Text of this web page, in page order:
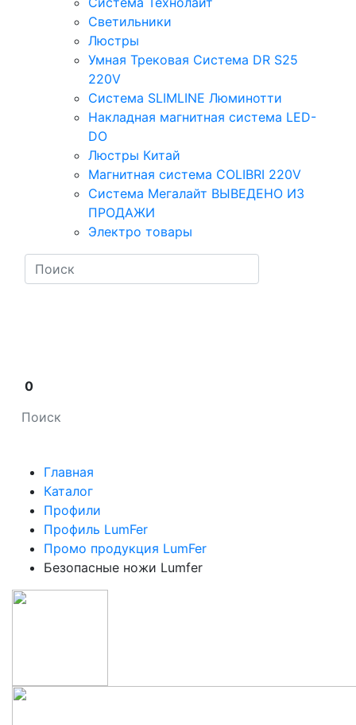
Светильники
Люстры
Умная Трековая Система DR S25
220V
Система SLIMLINE Люминотти
Накладная магнитная система LED-
DO
Люстры Китай
Магнитная система COLIBRI 220V
Система Мегалайт ВЫВЕДЕНО ИЗ
ПРОДАЖИ
Электро товары
0
Главная
Каталог
Профили
Профиль LumFer
Промо продукция LumFer
Безопасные ножи Lumfer